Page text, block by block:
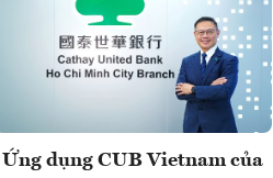
Ứng dụng CUB Vietnam của